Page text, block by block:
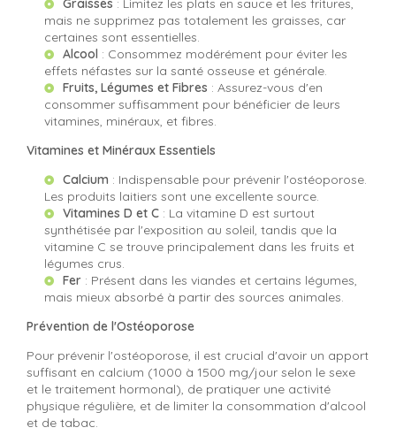
Graisses : Limitez les plats en sauce et les fritures,
mais ne supprimez pas totalement les graisses, car
certaines sont essentielles.
Alcool : Consommez modérément pour éviter les
effets néfastes sur la santé osseuse et générale.
Fruits, Légumes et Fibres : Assurez-vous d'en
consommer suffisamment pour bénéficier de leurs
vitamines, minéraux, et fibres.
Vitamines et Minéraux Essentiels
Calcium : Indispensable pour prévenir l'ostéoporose.
Les produits laitiers sont une excellente source.
Vitamines D et C : La vitamine D est surtout
synthétisée par l'exposition au soleil, tandis que la
vitamine C se trouve principalement dans les fruits et
légumes crus.
Fer : Présent dans les viandes et certains légumes,
mais mieux absorbé à partir des sources animales.
Prévention de l'Ostéoporose
Pour prévenir l'ostéoporose, il est crucial d'avoir un apport
suffisant en calcium (1000 à 1500 mg/jour selon le sexe
et le traitement hormonal), de pratiquer une activité
physique régulière, et de limiter la consommation d'alcool
et de tabac.